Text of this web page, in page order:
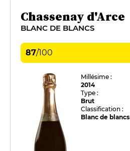
Chassenay d'Arce
BLANC DE BLANCS
87/100
Millésime :
2014
Type :
Brut
Classification :
Blanc de blancs